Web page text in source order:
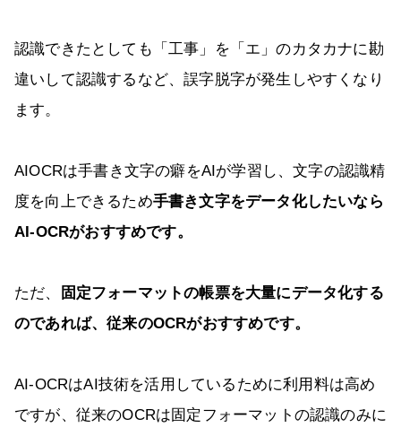
認識できたとしても「工事」を「エ」のカタカナに勘
違いして認識するなど、誤字脱字が発生しやすくなり
ます。
AIOCRは手書き文字の癖をAIが学習し、文字の認識精
度を向上できるため手書き文字をデータ化したいなら
AI-OCRがおすすめです。
ただ、
固定フォーマットの帳票を大量にデータ化する
のであれば、従来のOCRがおすすめです。
AI-OCRはAI技術を活用しているために利用料は高め
ですが、従来のOCRは固定フォーマットの認識のみに